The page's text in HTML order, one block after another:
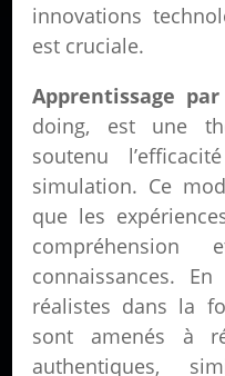
innovations
est cruciale.
Apprentissage par
doing, est une
soutenu
simulation. Ce
que les
connaissances.
réalistes dans la
sont amenés à
authentiques,